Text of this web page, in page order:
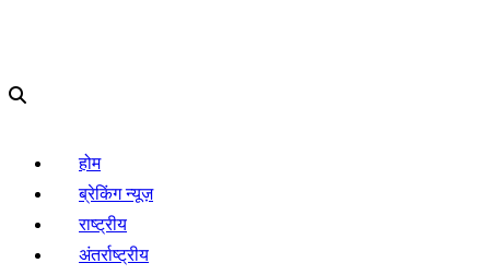
होम
ब्रेकिंग न्यूज़
राष्ट्रीय
अंतर्राष्ट्रीय